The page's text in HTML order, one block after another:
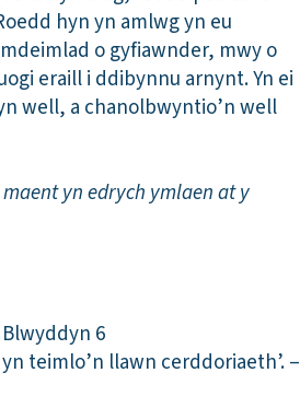
hyn yn amlwg yn eu
o gyfiawnder, mwy o
eraill i ddibynnu arnynt. Yn ei
well, a chanolbwyntio’n well
yn edrych ymlaen at y
6
teimlo’n llawn cerddoriaeth’. –